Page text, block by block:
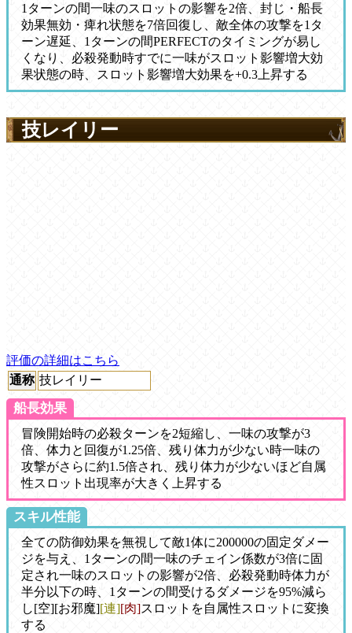
1ターンの間一味のスロットの影響を2倍、封じ・船長
効果無効・痺れ状態を7倍回復し、敵全体の攻撃を1タ
ーン遅延、1ターンの間PERFECTのタイミングが易し
くなり、必殺発動時すでに一味がスロット影響増大効
果状態の時、スロット影響増大効果を+0.3上昇する
技レイリー
評価の詳細はこちら
通称 技レイリー
船長効果
冒険開始時の必殺ターンを2短縮し、一味の攻撃が3
倍、体力と回復が1.25倍、残り体力が少ない時一味の
攻撃がさらに約1.5倍され、残り体力が少ないほど自属
性スロット出現率が大きく上昇する
スキル性能
全ての防御効果を無視して敵1体に200000の固定ダメー
ジを与え、1ターンの間一味のチェイン係数が3倍に固
定され一味のスロットの影響が2倍、必殺発動時体力が
半分以下の時、1ターンの間受けるダメージを95%減ら
し[空][お邪魔][連][肉]スロットを自属性スロットに変換
する